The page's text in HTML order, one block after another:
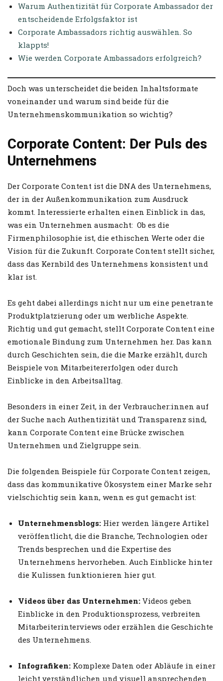
Warum Authentizität für Corporate Ambassador der
entscheidende Erfolgsfaktor ist
Corporate Ambassadors richtig auswählen. So
klappts!
Wie werden Corporate Ambassadors erfolgreich?
Doch was unterscheidet die beiden Inhaltsformate
voneinander und warum sind beide für die
Unternehmenskommunikation so wichtig?
Corporate Content: Der Puls des
Unternehmens
Der Corporate Content ist die DNA des Unternehmens,
der in der Außenkommunikation zum Ausdruck
kommt. Interessierte erhalten einen Einblick in das,
was ein Unternehmen ausmacht: Ob es die
Firmenphilosophie ist, die ethischen Werte oder die
Vision für die Zukunft. Corporate Content stellt sicher,
dass das Kernbild des Unternehmens konsistent und
klar ist.
Es geht dabei allerdings nicht nur um eine penetrante
Produktplatzierung oder um werbliche Aspekte.
Richtig und gut gemacht, stellt Corporate Content eine
emotionale Bindung zum Unternehmen her. Das kann
durch Geschichten sein, die die Marke erzählt, durch
Beispiele von Mitarbeitererfolgen oder durch
Einblicke in den Arbeitsalltag.
Besonders in einer Zeit, in der Verbraucher:innen auf
der Suche nach Authentizität und Transparenz sind,
kann Corporate Content eine Brücke zwischen
Unternehmen und Zielgruppe sein.
Die folgenden Beispiele für Corporate Content zeigen,
dass das kommunikative Ökosystem einer Marke sehr
vielschichtig sein kann, wenn es gut gemacht ist:
Unternehmensblogs: Hier werden längere Artikel
veröffentlicht, die die Branche, Technologien oder
Trends besprechen und die Expertise des
Unternehmens hervorheben. Auch Einblicke hinter
die Kulissen funktionieren hier gut.
Videos über das Unternehmen: Videos geben
Einblicke in den Produktionsprozess, verbreiten
Mitarbeiterinterviews oder erzählen die Geschichte
des Unternehmens.
Infografiken: Komplexe Daten oder Abläufe in einer
leicht verständlichen und visuell ansprechenden